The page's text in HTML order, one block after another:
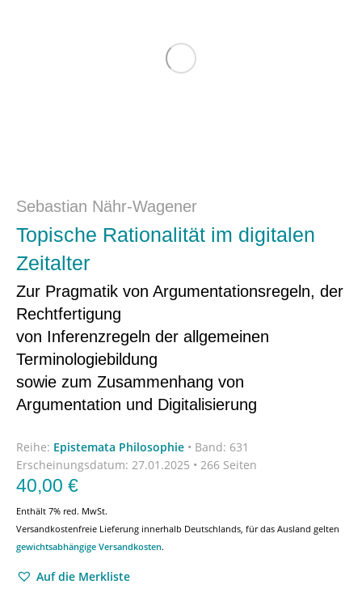
Sebastian Nähr-Wagener
Topische Rationalität im digitalen
Zeitalter
Zur Pragmatik von Argumentationsregeln, der
Recht­fertigung
von Inferenzregeln der allgemeinen
Terminologiebildung
sowie zum Zusammenhang von
Argumentation und Digitalisierung
Reihe: Epistemata Philosophie • Band: 631
Erscheinungsdatum: 27.01.2025 • 266 Seiten
40,00 €
Enthält 7% red. MwSt.
Versandkostenfreie Lieferung innerhalb Deutschlands, für das Ausland gelten
gewichtsabhängige Versandkosten.
Auf die Merkliste